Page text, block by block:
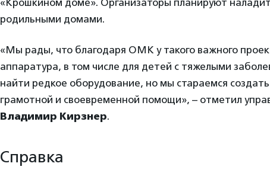
«Крошкином доме». Организаторы планируют
родильными домами.
«Мы рады, что благодаря ОМК у такого важного
аппаратура, в том числе для детей с тяжелыми
найти редкое оборудование, но мы стараемся
грамотной и своевременной помощи», – отметил
Владимир Кирзнер.
Справка